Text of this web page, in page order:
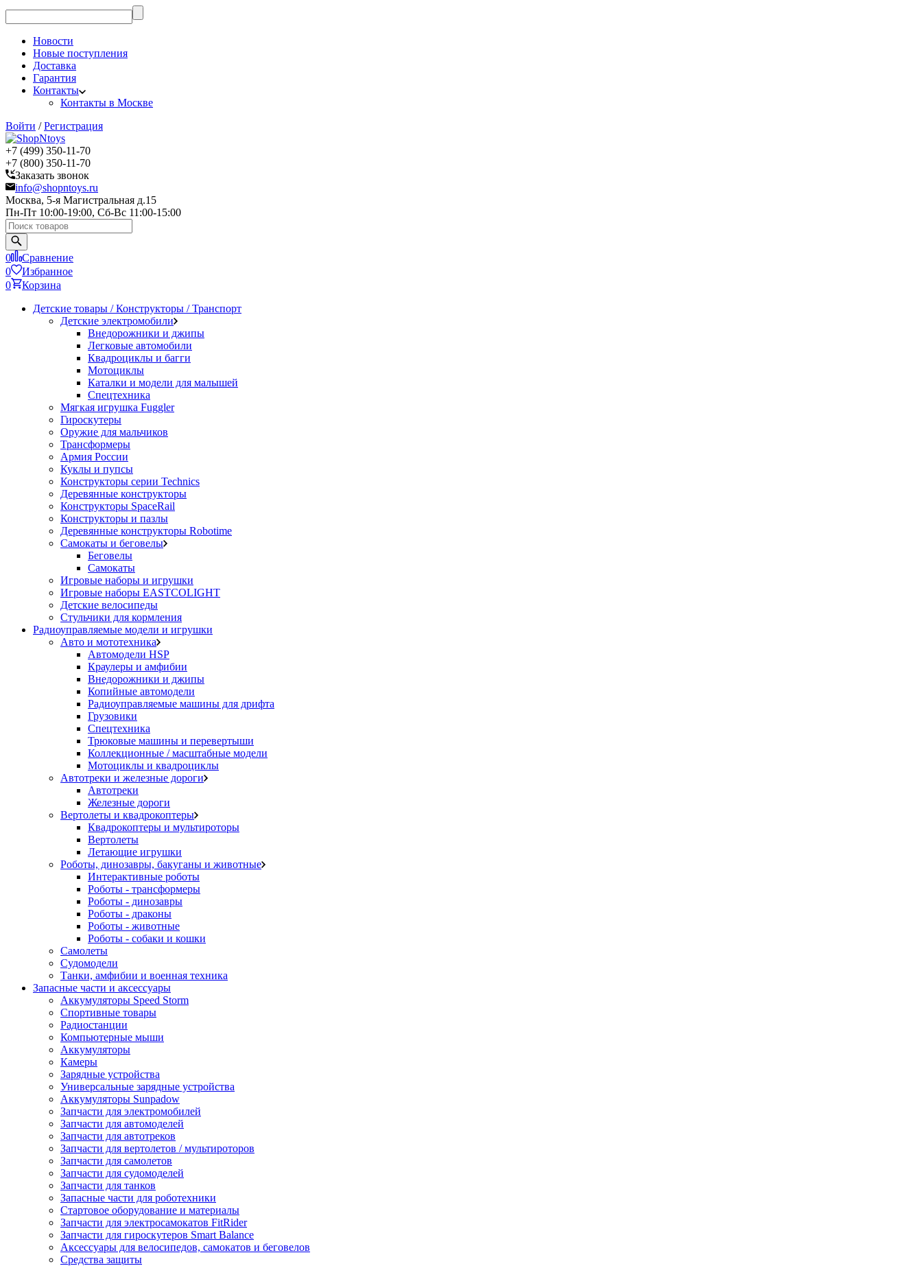
Новости
Новые поступления
Доставка
Гарантия
Контакты
Контакты в Москве
Войти /Регистрация
+7 (499) 350-11-70
+7 (800) 350-11-70
Заказать звонок
info@shopntoys.ru
Москва, 5-я Магистральная д.15
Пн-Пт 10:00-19:00, Сб-Вс 11:00-15:00
0
Сравнение
0
Избранное
0
Корзина
Детские товары / Конструкторы / Транспорт
Детские электромобили
Внедорожники и джипы
Легковые автомобили
Квадроциклы и багги
Мотоциклы
Каталки и модели для малышей
Спецтехника
Мягкая игрушка Fuggler
Гироскутеры
Оружие для мальчиков
Трансформеры
Армия России
Куклы и пупсы
Конструкторы серии Technics
Деревянные конструкторы
Конструкторы SpaceRail
Конструкторы и пазлы
Деревянные конструкторы Robotime
Самокаты и беговелы
Беговелы
Самокаты
Игровые наборы и игрушки
Игровые наборы EASTCOLIGHT
Детские велосипеды
Стульчики для кормления
Радиоуправляемые модели и игрушки
Авто и мототехника
Автомодели HSP
Краулеры и амфибии
Внедорожники и джипы
Копийные автомодели
Радиоуправляемые машины для дрифта
Грузовики
Спецтехника
Трюковые машины и перевертыши
Коллекционные / масштабные модели
Мотоциклы и квадроциклы
Автотреки и железные дороги
Автотреки
Железные дороги
Вертолеты и квадрокоптеры
Квадрокоптеры и мультироторы
Вертолеты
Летающие игрушки
Роботы, динозавры, бакуганы и животные
Интерактивные роботы
Роботы - трансформеры
Роботы - динозавры
Роботы - драконы
Роботы - животные
Роботы - собаки и кошки
Самолеты
Судомодели
Танки, амфибии и военная техника
Запасные части и аксессуары
Аккумуляторы Speed Storm
Спортивные товары
Радиостанции
Компьютерные мыши
Аккумуляторы
Камеры
Зарядные устройства
Универсальные зарядные устройства
Аккумуляторы Sunpadow
Запчасти для электромобилей
Запчасти для автомоделей
Запчасти для автотреков
Запчасти для вертолетов / мультироторов
Запчасти для самолетов
Запчасти для судомоделей
Запчасти для танков
Запасные части для роботехники
Стартовое оборудование и материалы
Запчасти для электросамокатов FitRider
Запчасти для гироскутеров Smart Balance
Аксессуары для велосипедов, самокатов и беговелов
Средства защиты